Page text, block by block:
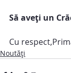
Să aveți un
Cu
Noutăți